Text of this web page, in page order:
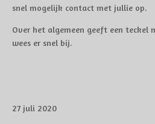
snel mogelijk contact met jullie op.
Over het algemeen geeft een teckel
wees er snel bij.
27 juli 2020